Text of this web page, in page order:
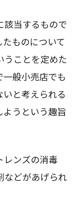
当するもので
ものについて
うことを定めた
般小売店でも
と考えられる
うという趣旨
ンズの消毒
などがあげられ